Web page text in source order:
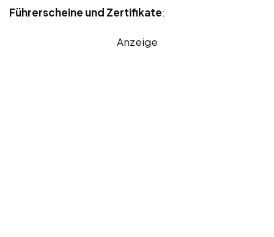
Führerscheine und Zertifikate:
Anzeige